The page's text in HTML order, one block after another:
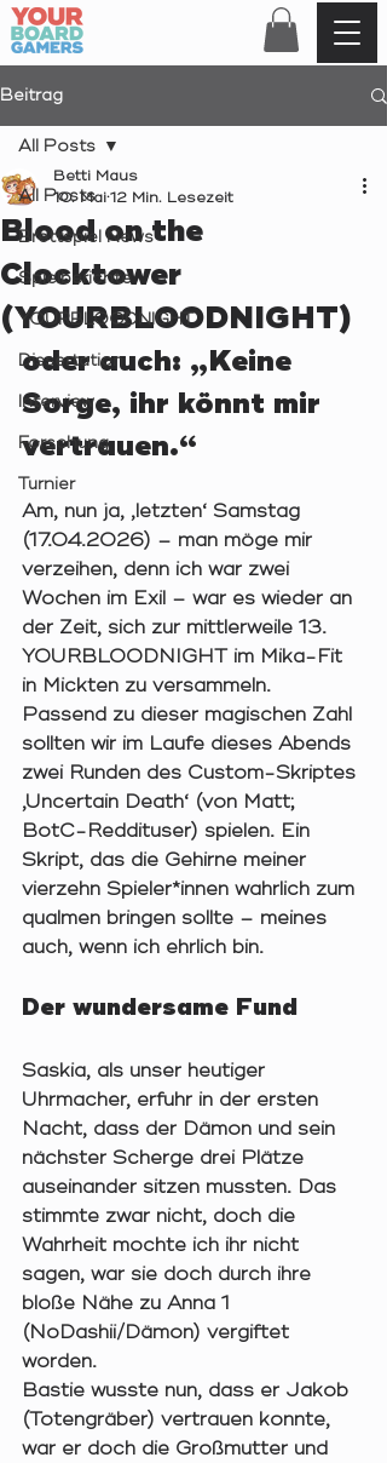
Beitrag
All Posts
Brettspiel News
Spielberichte
YOURBLOODNIGHT
Dissertation
Interview
Forschung
Turnier
All Posts
Blood on the
Clocktower
(YOURBLOODNIGHT)
Betti Maus
10. Mai 12 Min. Lesezeit
oder auch: „Keine
Sorge, ihr könnt mir
vertrauen.“
Am, nun ja, ‚letzten‘ Samstag
(17.04.2026) – man möge mir
verzeihen, denn ich war zwei
Wochen im Exil – war es wieder an
der Zeit, sich zur mittlerweile 13.
YOURBLOODNIGHT im Mika-Fit
in Mickten zu versammeln.
Passend zu dieser magischen Zahl
sollten wir im Laufe dieses Abends
zwei Runden des Custom-Skriptes
‚Uncertain Death‘ (von Matt;
BotC-Reddituser) spielen. Ein
Skript, das die Gehirne meiner
vierzehn Spieler*innen wahrlich zum
qualmen bringen sollte – meines
auch, wenn ich ehrlich bin.
Der wundersame Fund
Saskia, als unser heutiger
Uhrmacher, erfuhr in der ersten
Nacht, dass der Dämon und sein
nächster Scherge drei Plätze
auseinander sitzen mussten. Das
stimmte zwar nicht, doch die
Wahrheit mochte ich ihr nicht
sagen, war sie doch durch ihre
bloße Nähe zu Anna 1
(NoDashii/Dämon) vergiftet
worden.
Bastie wusste nun, dass er Jakob
(Totengräber) vertrauen konnte,
war er doch die Großmutter und